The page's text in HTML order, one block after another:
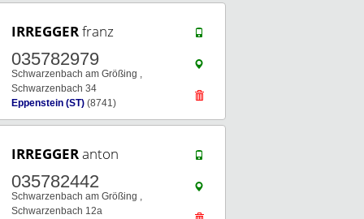
IRREGGERfranz
035782979
Schwarzenbach am Größing ,
Schwarzenbach 34
Eppenstein (ST) (8741)
IRREGGERanton
035782442
Schwarzenbach am Größing ,
Schwarzenbach 12a